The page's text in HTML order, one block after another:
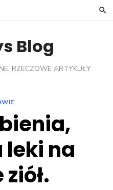
Blog
RZECZOWE ARTYKUŁY
na